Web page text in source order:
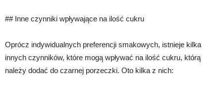
## Inne czynniki wpływające na ilość cukru
Oprócz indywidualnych preferencji smakowych, istnieje kilka
innych czynników, które mogą wpływać na ilość cukru, którą
należy dodać do czarnej porzeczki. Oto kilka z nich: